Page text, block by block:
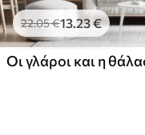
22.05€13.23€